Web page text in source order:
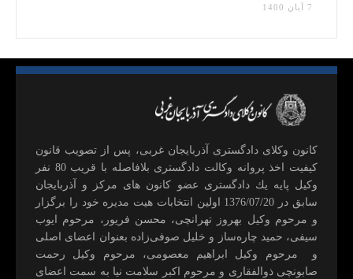
7 آبان 1400
كانون وكلای دادگستری آذربايجان غربی، پس از تصويب قانون
كيفيت اخذ پروانه وكالت دادگستری بلافاصله با قريب 80 نفر
وكيل پايه يك دادگستری عضو كانون های مركز و آذربايجان
سابق در 1376/07/20 اولين انتخابات هيت مديره خود را برگزار
و مرحوم وکیل بهروز تهرانچی، محسن فريور، مرحوم ايوب
سيفی، حميد چاره‌ساز و خليل صوفی‌زاده بعنوان اعضای اصلی
و مرحوم وکیل ابراهيم معصومی، مرحوم وکیل رحمت
صابونچی ذوالفقاری و مرحوم اكبر سلامت نيا به سمت اعضای